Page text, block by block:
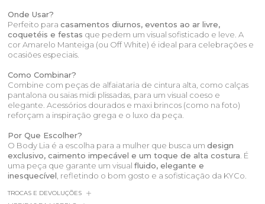
Onde Usar?
Perfeito paracasamentos diurnos, eventos ao ar livre,
coquetéis e festas que pedem um visual sofisticado e leve. A
cor Amarelo Manteiga (ou Off White) é ideal para celebrações e
ocasiões especiais.
Como Combinar?
Combine com peças de alfaiataria de cintura alta, como calças
pantalona ou saias midi plissadas, para um visual coeso e
elegante. Acessórios dourados e maxi brincos (como na foto)
reforçam a inspiração grega e o luxo da peça.
Por Que Escolher?
O Body Lia é a escolha para a mulher que busca umdesign
exclusivo, caimento impecável e um toque de alta costura. É
uma peça que garante um visualfluido, elegante e
inesquecível, refletindo o bom gosto e a sofisticação da KYCo.
TROCAS E DEVOLUÇÕES